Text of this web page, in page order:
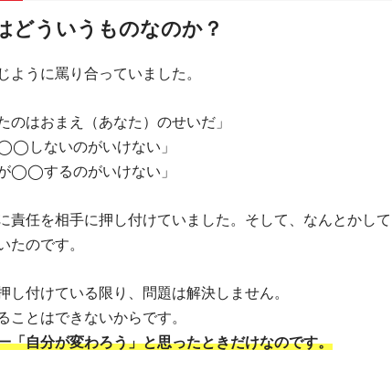
どういうものなのか？
ように罵り合っていました。
のはおまえ（あなた）のせいだ」
しないのがいけない」
◯◯するのがいけない」
責任を相手に押し付けていました。そして、なんとかして
たのです。
し付けている限り、問題は解決しません。
ことはできないからです。
「自分が変わろう」と思ったときだけなのです。